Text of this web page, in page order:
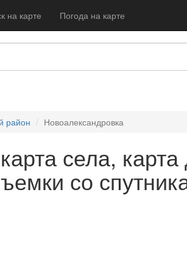
на карте Погода на карте
район Новоалександровка
села, карта
со